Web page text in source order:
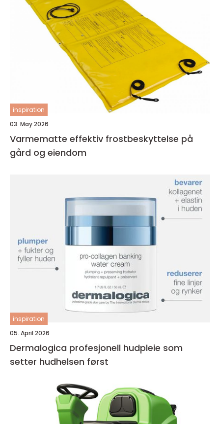
inspiration
03. May 2026
Varmematte effektiv frostbeskyttelse på
gård og eiendom
inspiration
05. April 2026
Dermalogica profesjonell hudpleie som
setter hudhelsen først